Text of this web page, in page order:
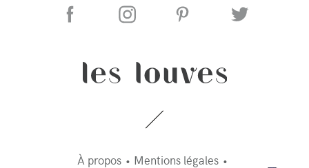
À propos Mentions légales